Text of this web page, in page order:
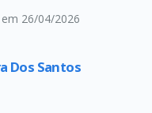
em 26/04/2026
Dos Santos